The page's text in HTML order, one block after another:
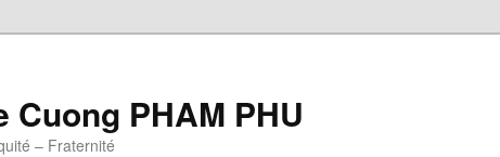
Cuong PHAM PHU
– Fraternité